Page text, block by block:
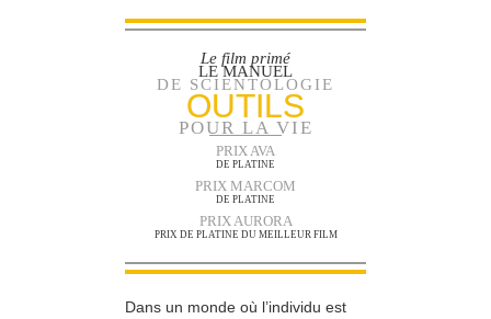
Le film primé
LE MANUEL
DE SCIENTOLOGIE
OUTILS
POUR LA VIE
PRIX AVA
DE PLATINE
PRIX MARCOM
DE PLATINE
PRIX AURORA
PRIX DE PLATINE DU MEILLEUR FILM
Dans un monde où l’individu est